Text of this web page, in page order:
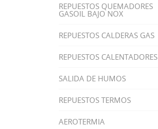
REPUESTOS QUEMADORES
GASOIL BAJO NOX
REPUESTOS CALDERAS GAS
REPUESTOS CALENTADORES
SALIDA DE HUMOS
REPUESTOS TERMOS
AEROTERMIA